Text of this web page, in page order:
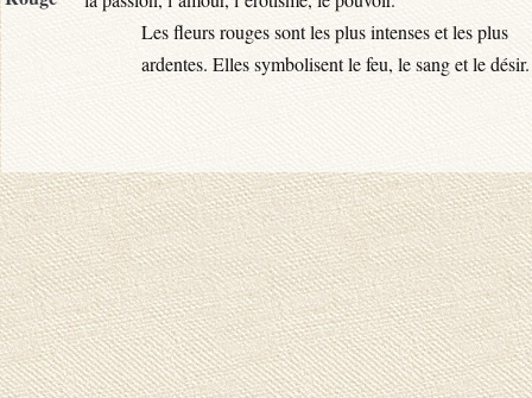
Les fleurs rouges sont les plus intenses et les plus
ardentes. Elles symbolisent le feu, le sang et le désir.